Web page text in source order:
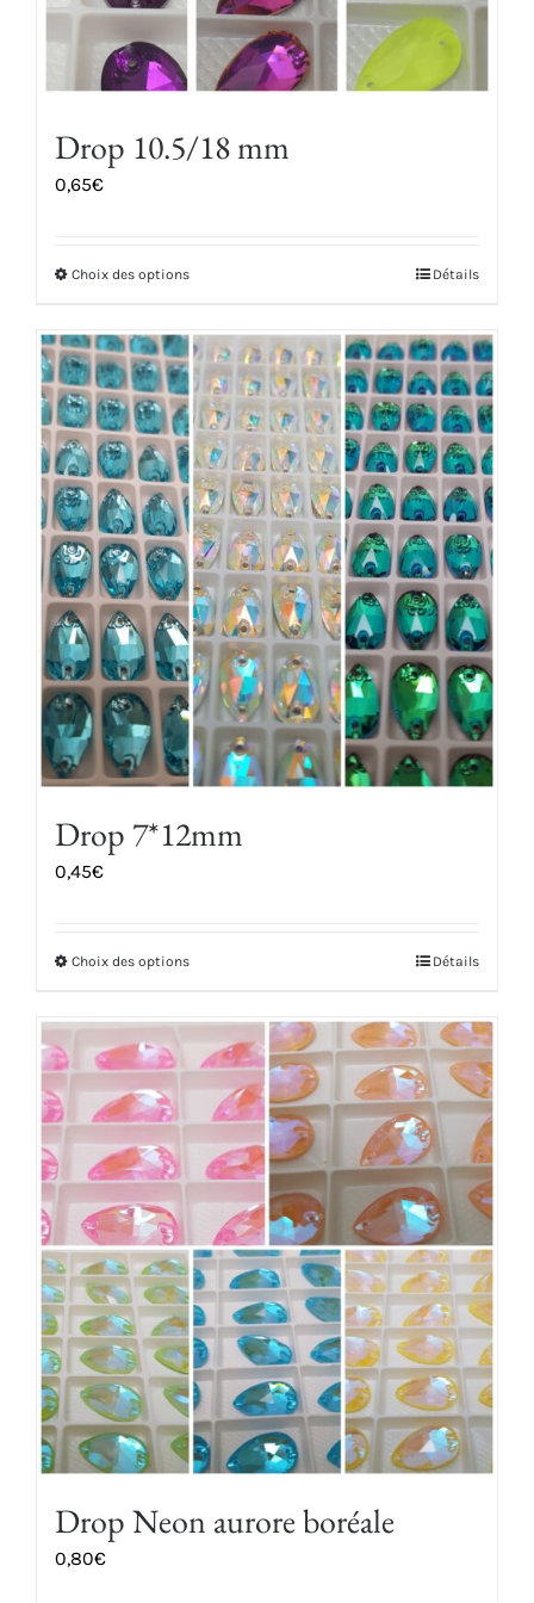
Drop 10.5/18 mm
0,65€
Choix des optionsCe
a
plusieurs
variations.
Les
options
peuvent
être
choisies
sur
la
page
du
produit
Détails
Drop 7*12mm
0,45€
Choix des optionsCe
plusieurs
variations.
Les
options
peuvent
être
choisies
sur
la
page
du
produit
Détails
Drop Neon aurore boréale
0,80€